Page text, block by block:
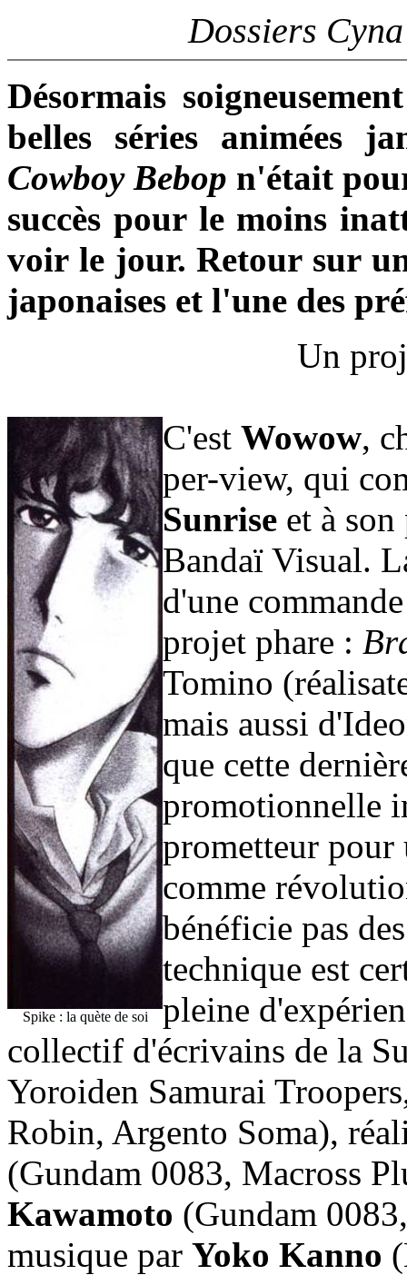
Dossiers
Désormais
belles séries animées
Cowboy Bebop n'était
succès pour le moins
voir le jour. Retour sur
japonaises et l'une des
Un
Spike : la quète de soi
C'est Wowow,
per-view, qui
Sunrise et à
Bandaï Visual.
d'une
projet phare :
Tomino
mais aussi
que cette
promotionnelle
prometteur pour
comme
bénéficie pas
technique est
pleine
collectif d'écrivains de la
Yoroiden Samurai
Robin, Argento Soma),
(Gundam 0083, Macross
Kawamoto (Gundam
musique par Yoko Kanno